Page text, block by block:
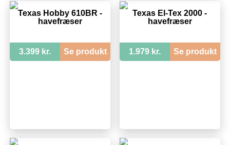
Texas Hobby 610BR -
havefræser
3.399 kr. Se produkt
Texas El-Tex 2000 -
havefræser
1.979 kr. Se produkt